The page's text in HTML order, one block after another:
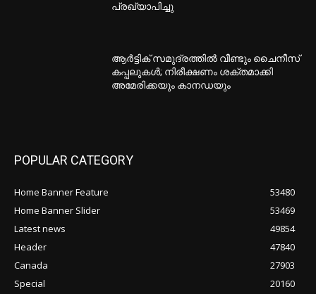
പ്രഖ്യാപിച്ചു
ആർട്ടിക് സമുദ്രത്തിൽ വീണ്ടും ചൈനീസ്
കപ്പലുകൾ; നിരീക്ഷണം ശക്തമാക്കി
അമേരിക്കയും കാനഡയും
POPULAR CATEGORY
Home Banner Feature
53480
Home Banner Slider
53469
Latest news
49854
Header
47840
Canada
27903
Special
20160